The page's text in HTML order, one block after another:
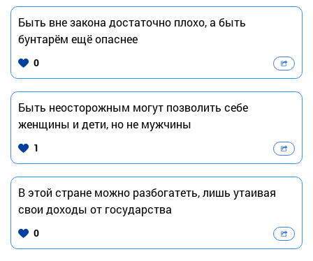
Быть вне закона достаточно плохо, а быть
бунтарём ещё опаснее
0
Быть неосторожным могут позволить себе
женщины и дети, но не мужчины
1
В этой стране можно разбогатеть, лишь утаивая
свои доходы от государства
0